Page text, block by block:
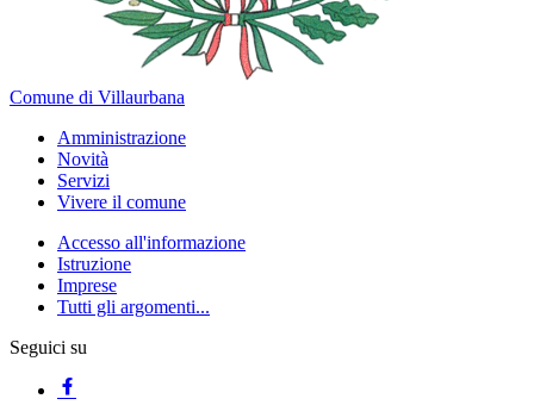
Comune di Villaurbana
Amministrazione
Novità
Servizi
Vivere il comune
Accesso all'informazione
Istruzione
Imprese
Tutti gli argomenti...
Seguici su